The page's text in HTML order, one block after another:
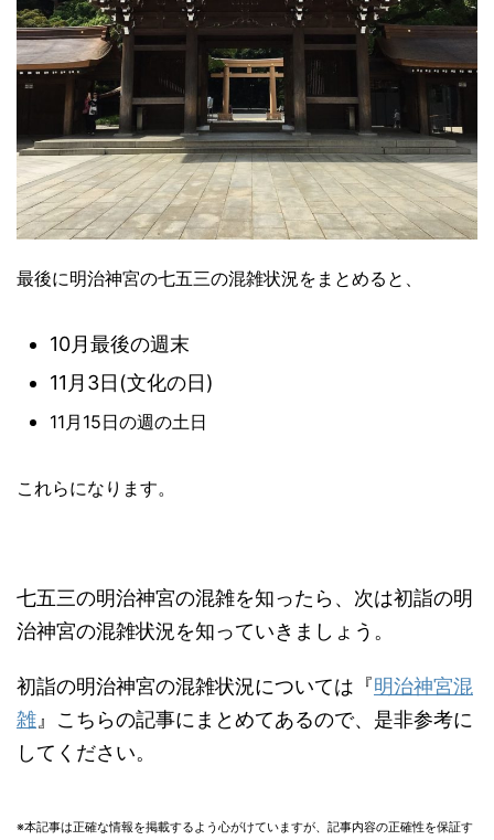
最後に明治神宮の七五三の混雑状況をまとめると、
10月最後の週末
11月3日(文化の日)
11月15日の週の土日
これらになります。
七五三の明治神宮の混雑を知ったら、次は初詣の明
治神宮の混雑状況を知っていきましょう。
初詣の明治神宮の混雑状況については『明治神宮混
雑 』こちらの記事にまとめてあるので、是非参考に
してください。
※本記事は正確な情報を掲載するよう心がけていますが、記事内容の正確性を保証す